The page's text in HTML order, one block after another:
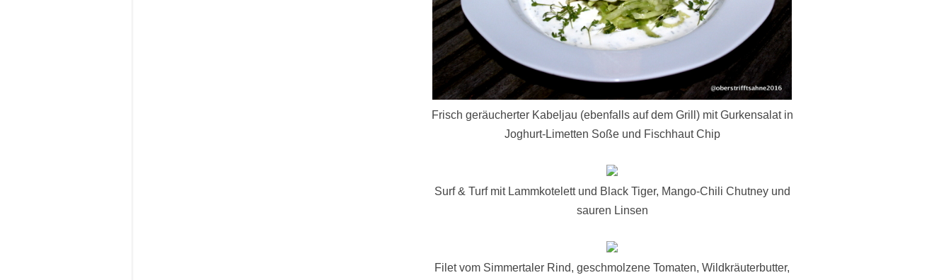
Frisch geräucherter Kabeljau (ebenfalls auf dem Grill) mit Gurkensalat in
Joghurt-Limetten Soße und Fischhaut Chip
Surf & Turf mit Lammkotelett und Black Tiger, Mango-Chili Chutney und
sauren Linsen
Filet vom Simmertaler Rind, geschmolzene Tomaten, Wildkräuterbutter,